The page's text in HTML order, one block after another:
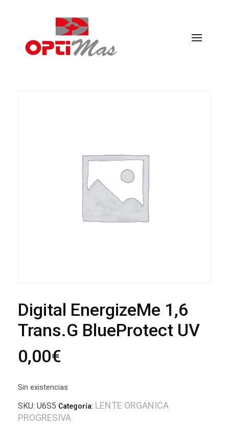
Digital EnergizeMe 1,6
Trans.G BlueProtect UV
0,00€
Sin existencias
SKU: U6S5 Categoría: LENTE ORGANICA
PROGRESIVA